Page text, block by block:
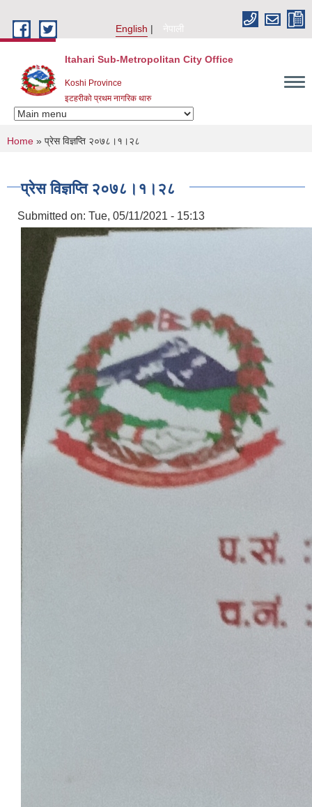
English
नेपाली
Itahari Sub-Metropolitan City Office
Koshi Province
इटहरीको प्रथम नागरिक थारु
You are here
Home » प्रेस विज्ञप्ति २०७८।१।२८
प्रेस विज्ञप्ति २०७८।१।२८
Submitted on: Tue, 05/11/2021 - 15:13